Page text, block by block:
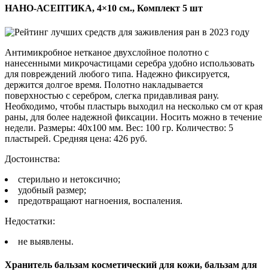
НАНО-АСЕПТИКА, 4×10 см., Комплект 5 шт
Антимикробное нетканое двухслойное полотно с
нанесенными микрочастицами серебра удобно использовать
для повреждений любого типа. Надежно фиксируется,
держится долгое время. Полотно накладывается
поверхностью с серебром, слегка придавливая рану.
Необходимо, чтобы пластырь выходил на несколько см от края
раны, для более надежной фиксации. Носить можно в течение
недели. Размеры: 40х100 мм. Вес: 100 гр. Количество: 5
пластырей. Средняя цена: 426 руб.
Достоинства:
стерильно и нетоксично;
удобный размер;
предотвращают нагноения, воспаления.
Недостатки:
не выявлены.
Хранитель бальзам косметический для кожи, бальзам для